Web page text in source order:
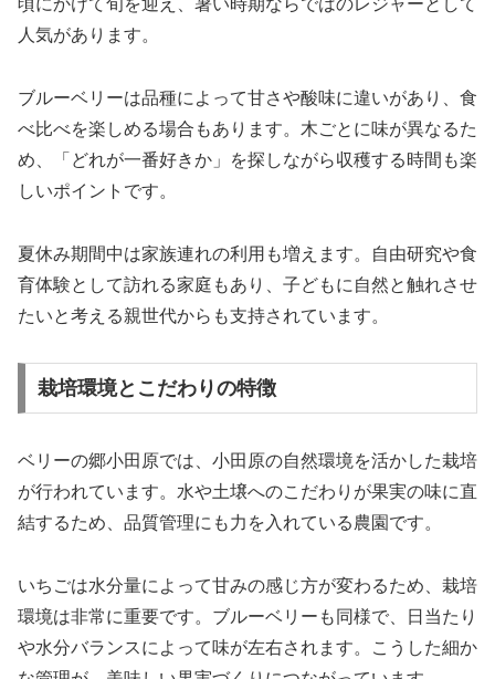
頃にかけて旬を迎え、暑い時期ならではのレジャーとして
人気があります。
ブルーベリーは品種によって甘さや酸味に違いがあり、食
べ比べを楽しめる場合もあります。木ごとに味が異なるた
め、「どれが一番好きか」を探しながら収穫する時間も楽
しいポイントです。
夏休み期間中は家族連れの利用も増えます。自由研究や食
育体験として訪れる家庭もあり、子どもに自然と触れさせ
たいと考える親世代からも支持されています。
栽培環境とこだわりの特徴
ベリーの郷小田原では、小田原の自然環境を活かした栽培
が行われています。水や土壌へのこだわりが果実の味に直
結するため、品質管理にも力を入れている農園です。
いちごは水分量によって甘みの感じ方が変わるため、栽培
環境は非常に重要です。ブルーベリーも同様で、日当たり
や水分バランスによって味が左右されます。こうした細か